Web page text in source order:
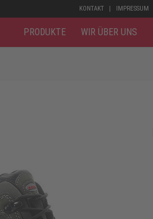
KONTAKT IMPRESSUM
PRODUKTE WIR ÜBER UNS